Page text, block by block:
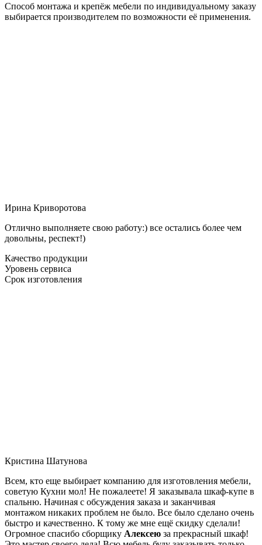
Способ монтажа и крепёж мебели по индивидуальному заказу
выбирается производителем по возможности её применения.
Ирина Криворотова
Отлично выполняете свою работу:) все остались более чем
довольны, респект!)
Качество продукции
Уровень сервиса
Срок изготовления
Кристина Шатунова
Всем, кто еще выбирает компанию для изготовления мебели,
советую Кухни мол! Не пожалеете! Я заказывала шкаф-купе в
спальню. Начиная с обсуждения заказа и заканчивая
монтажом никаких проблем не было. Все было сделано очень
быстро и качественно. К тому же мне ещё скидку сделали!
Огромное спасибо сборщику Алексею за прекрасный шкаф!